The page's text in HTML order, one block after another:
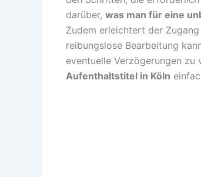
darüber, was man für eine
Zudem erleichtert der
reibungslose Bearbeitung
eventuelle Verzögerungen zu
Aufenthaltstitel in Köln